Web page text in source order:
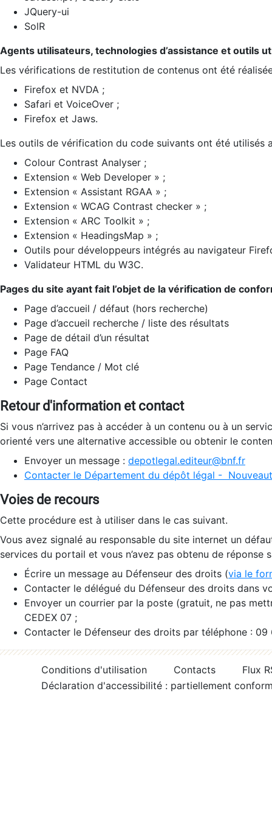
JQuery-ui
SolR
Agents utilisateurs, technologies d’assistance et outils
Les vérifications de restitution de contenus ont été
Firefox et NVDA ;
Safari et VoiceOver ;
Firefox et Jaws.
Les outils de vérification du code suivants ont été utilisés
Colour Contrast Analyser ;
Extension « Web Developer » ;
Extension « Assistant RGAA » ;
Extension « WCAG Contrast checker » ;
Extension « ARC Toolkit » ;
Extension « HeadingsMap » ;
Outils pour développeurs intégrés au navigateur
Validateur HTML du W3C.
Pages du site ayant fait l’objet de la vérification de
Page d’accueil / défaut (hors recherche)
Page d’accueil recherche / liste des résultats
Page de détail d’un résultat
Page FAQ
Page Tendance / Mot clé
Page Contact
Retour d'information et contact
Si vous n’arrivez pas à accéder à un contenu ou à un
orienté vers une alternative accessible ou obtenir le
Envoyer un message : depotlegal.editeur@bnf.fr
Contacter le Département du dépôt légal -
Voies de recours
Cette procédure est à utiliser dans le cas suivant.
Vous avez signalé au responsable du site internet un
services du portail et vous n’avez pas obtenu de réponse
Écrire un message au Défenseur des droits (via le
Contacter le délégué du Défenseur des droits dans
Envoyer un courrier par la poste (gratuit, ne pas
CEDEX 07 ;
Contacter le Défenseur des droits par téléphone :
Conditions d'utilisation Contacts
Flux
Déclaration d'accessibilité : partiellement